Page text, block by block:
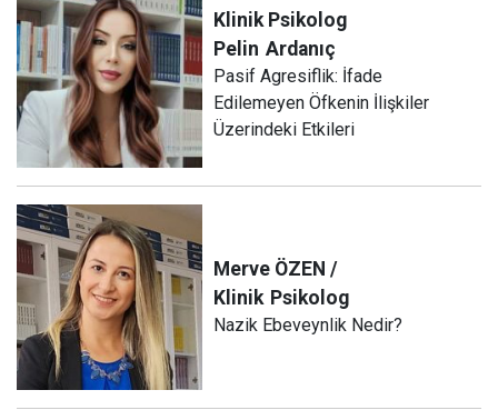
Klinik Psikolog
Pelin Ardanıç
Pasif Agresiflik: İfade
Edilemeyen Öfkenin İlişkiler
Üzerindeki Etkileri
Merve ÖZEN /
Klinik Psikolog
Nazik Ebeveynlik Nedir?